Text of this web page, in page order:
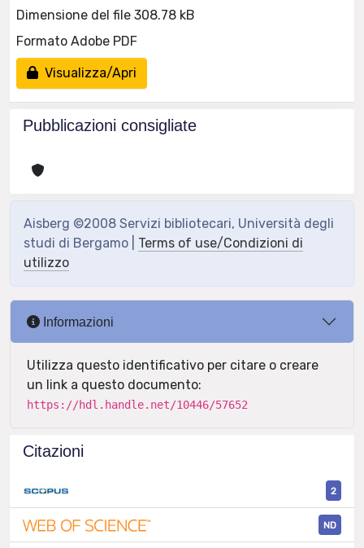
Dimensione del file 308.78 kB
Formato Adobe PDF
Visualizza/Apri
Pubblicazioni consigliate
Aisberg ©2008 Servizi bibliotecari, Università degli
studi di Bergamo | Terms of use/Condizioni di
utilizzo
Informazioni
Utilizza questo identificativo per citare o creare
un link a questo documento:
https://hdl.handle.net/10446/57652
Citazioni
2
ND